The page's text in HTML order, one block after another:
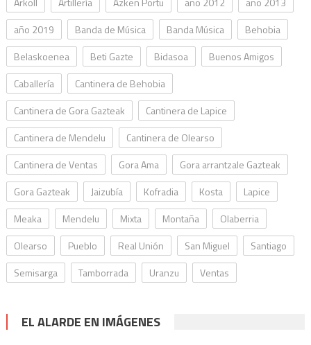
año 2019
Banda de Música Banda Música
Behobia
Belaskoenea
Beti Gazte Bidasoa
Buenos Amigos
Caballería
Cantinera de Behobia
Cantinera de Gora Gazteak
Cantinera de Lapice
Cantinera de Mendelu
Cantinera de Olearso
Cantinera de Ventas
Gora Ama
Gora arrantzale Gazteak
Gora Gazteak
Jaizubía Kofradia Kosta
Lapice
Meaka
Mendelu Mixta Montaña
Olaberria
Olearso
Pueblo Real Unión San Miguel
Santiago
Semisarga
Tamborrada Uranzu Ventas
EL ALARDE EN IMÁGENES